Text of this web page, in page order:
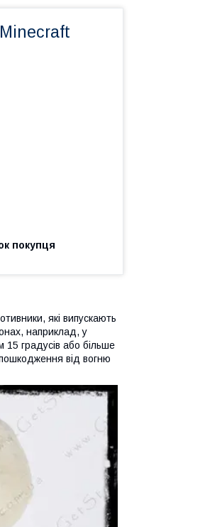
покупця
які випускають
наприклад, у
15 градусів або більше
від вогню